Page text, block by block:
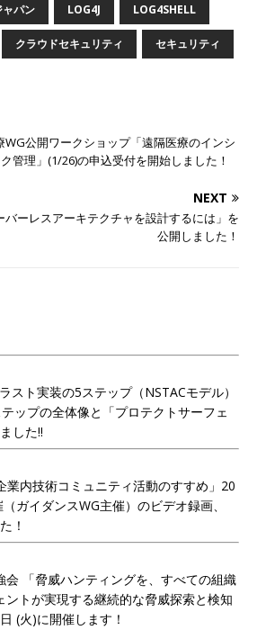
ャパン LOG4J LOG4SHELL
クラウドセキュリティ セキュリティ
WG公開ワークショップ「遠隔医療のインシ
管理」(1/26)の申込受付を開始しました！
NEXT
ーレスアーキテクチャを設計するには」を
公開しました！
スト実装の5ステップ（NSTACモデル）
プの全体像と「プロテクトサーフェ
した!!
業内技術コミュニティ活動のすすめ」20
ガイダンスWG主催）のビデオ録画、
！
会 「脅威ハンティングを、すべての組織
ントが実現する継続的な脅威探索と検知
(火)に開催します！